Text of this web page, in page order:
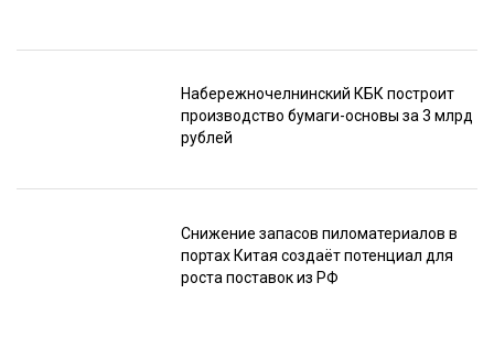
Набережночелнинский КБК построит
производство бумаги-основы за 3 млрд
рублей
Снижение запасов пиломатериалов в
портах Китая создаёт потенциал для
роста поставок из РФ